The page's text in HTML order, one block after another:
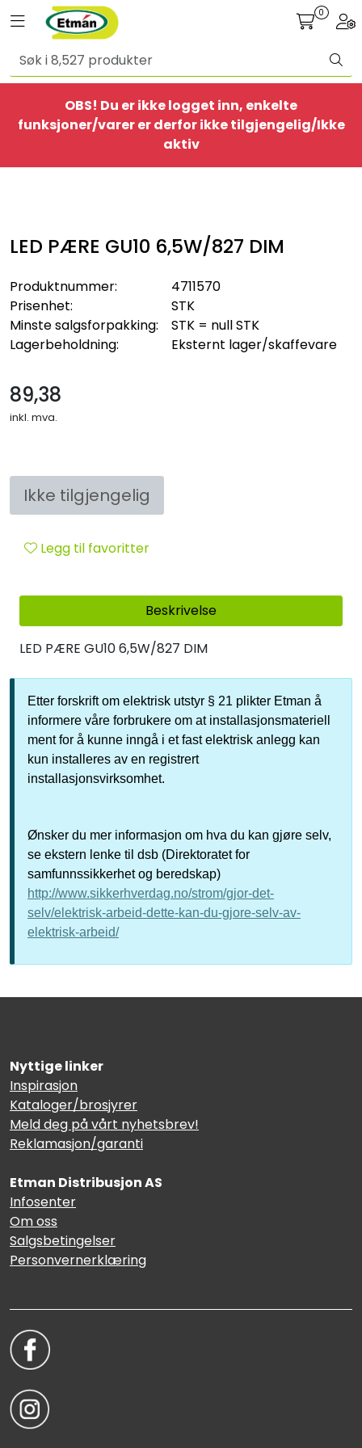
Skip to main content
Toggle navigation 0
OBS! Du er ikke logget inn, enkelte
funksjoner/varer er derfor ikke tilgjengelig/Ikke
aktiv
LED PÆRE GU10 6,5W/827 DIM
Produktnummer:
4711570
Prisenhet:
STK
Minste salgsforpakking:
STK = null STK
Lagerbeholdning:
Eksternt lager/skaffevare
89,38
inkl. mva.
Ikke tilgjengelig
Legg til favoritter
Beskrivelse
LED PÆRE GU10 6,5W/827 DIM
Etter forskrift om elektrisk utstyr § 21 plikter Etman å
informere våre forbrukere om at installasjonsmateriell
ment for å kunne inngå i et fast elektrisk anlegg kan
kun installeres av en registrert
installasjonsvirksomhet.
Ønsker du mer informasjon om hva du kan gjøre selv,
se ekstern lenke til dsb (Direktoratet for
samfunnssikkerhet og beredskap)
http://www.sikkerhverdag.no/strom/gjor-det-
selv/elektrisk-arbeid-dette-kan-du-gjore-selv-av-
elektrisk-arbeid/
Nyttige linker
Inspirasjon
Kataloger/brosjyrer
Meld deg på vårt nyhetsbrev!
Reklamasjon/garanti
Etman Distribusjon AS
Infosenter
Om oss
Salgsbetingelser
Personvernerklæring
Alle produkter
BestSelgere
Provisorisk
Bolig
Belysning
Kabler
Outlet